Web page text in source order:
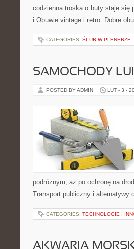
codzienna troska o buty staje się
i Obuwie vintage i retro. Dobre
CATEGORIES: ŚLUB W PLENERZE
SAMOCHODY
POSTED BY ADMIN LUT - 3 -
podróżnym, aż po ochronę na
Transport publiczny i
CATEGORIES: TECHNOLOGIE I
AKWARIA